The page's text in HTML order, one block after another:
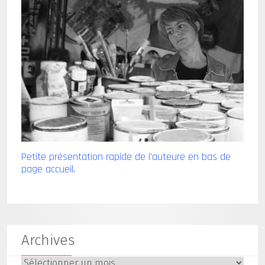
Petite présentation rapide de l'auteure en bas de
page accueil.
Archives